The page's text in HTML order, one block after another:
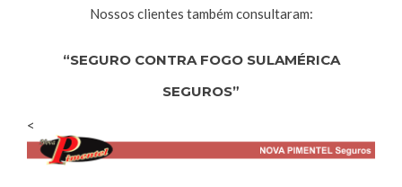
Nossos clientes também consultaram:
“SEGURO CONTRA FOGO SULAMÉRICA
SEGUROS”
<